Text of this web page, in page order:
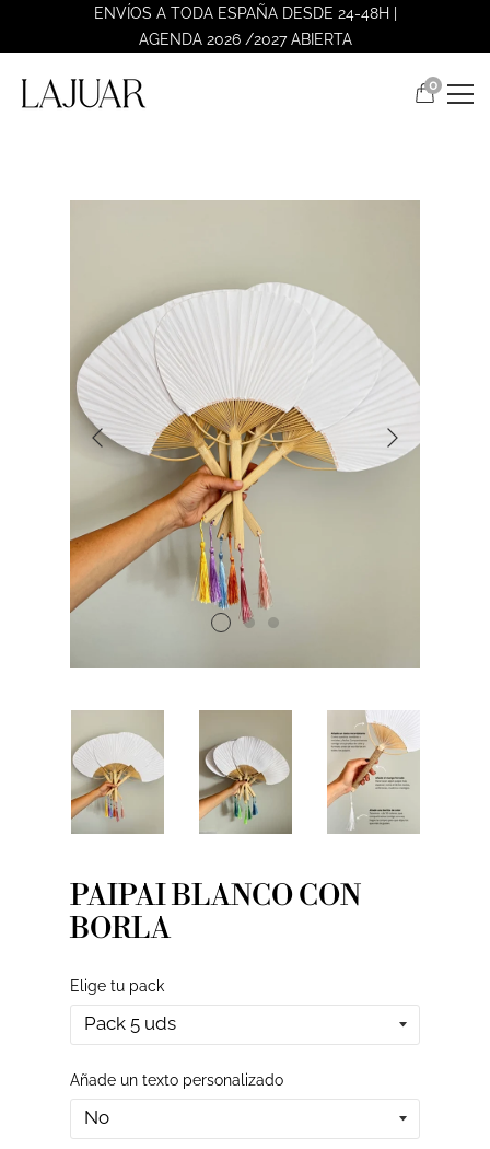
ENVÍOS A TODA ESPAÑA DESDE 24-48H |
AGENDA 2026 /2027 ABIERTA
0
PAIPAI BLANCO CON
BORLA
Elige tu pack
Añade un texto personalizado